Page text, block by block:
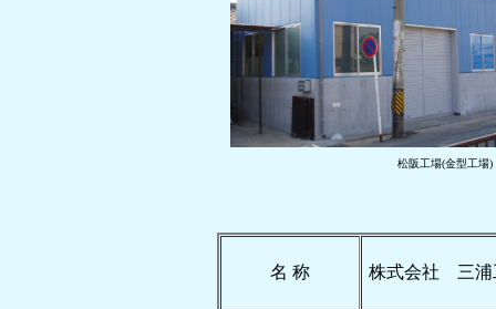
松阪工場(金
名 称 株式会社 三浦